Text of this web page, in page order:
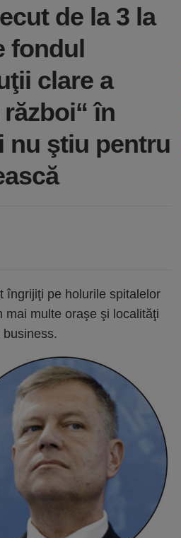
de la 3 la
fondul
clare a
în
nu ştiu pentru
îngrijiţi pe holurile spitalelor
multe oraşe şi localităţi